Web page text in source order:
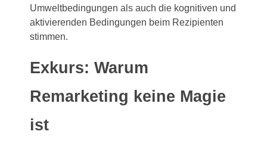
Umweltbedingungen als auch die kognitiven und
aktivierenden Bedingungen beim Rezipienten
stimmen.
Exkurs: Warum
Remarketing keine Magie
ist